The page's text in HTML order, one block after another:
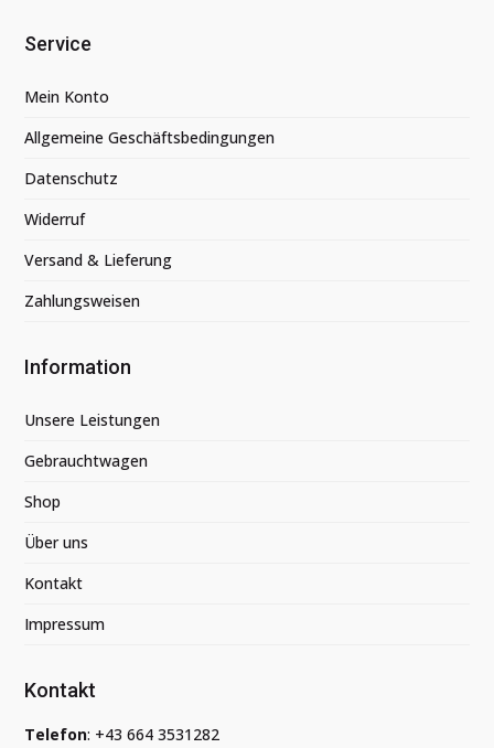
Service
Mein Konto
Allgemeine Geschäftsbedingungen
Datenschutz
Widerruf
Versand & Lieferung
Zahlungsweisen
Information
Unsere Leistungen
Gebrauchtwagen
Shop
Über uns
Kontakt
Impressum
Kontakt
Telefon: +43 664 3531282